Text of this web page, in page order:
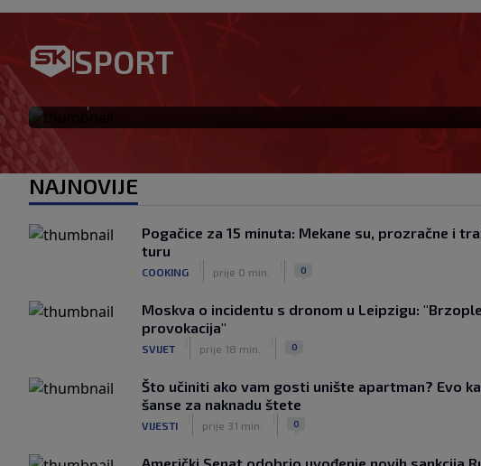
SPORT
Bennacer raskinuo s Milanom i
igrač: Boban je upravo to i htio, ali…
NAJNOVIJE
Pogačice za 15 minuta: Mekane su, prozračne i
turu
COOKING prije 0 min. 0
Moskva o incidentu s dronom u Leipzigu:
provokacija"
SVIJET prije 18 min. 0
Što učiniti ako vam gosti unište apartman? Evo
šanse za naknadu štete
VIJESTI prije 31 min. 0